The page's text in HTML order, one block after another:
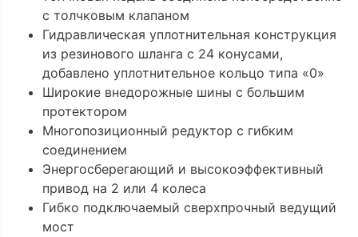
с толчковым клапаном
Гидравлическая уплотнительная конструкция
из резинового шланга с 24 конусами,
добавлено уплотнительное кольцо типа «0»
Широкие внедорожные шины с большим
протектором
Многопозиционный редуктор с гибким
соединением
Энергосберегающий и высокоэффективный
привод на 2 или 4 колеса
Гибко подключаемый сверхпрочный ведущий
мост